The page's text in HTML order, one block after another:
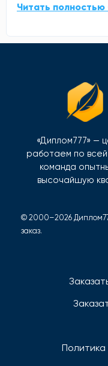
Читать
«Диплом777» —
работаем по
команда
высочайшую
© 2000–2026
заказ.